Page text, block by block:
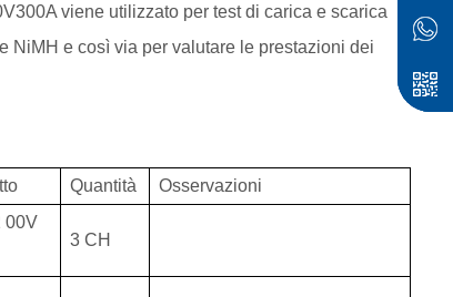
viene utilizzato per test di carica e scarica
NiMH e così via per valutare le prestazioni dei
Quantità Osservazioni
00V
3CH